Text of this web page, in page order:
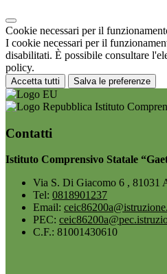
Cookie necessari per il
I cookie necessari per il
disabilitati. È possibile consultare
policy.
Accetta tutti Salva le preferenze
Istituto
Contatti
Istituto Comprensivo Statale
Via S. Di Giacomo 6 , 81031
Tel: 0818901237
Email:
PEC:
C.F.: 81001430610